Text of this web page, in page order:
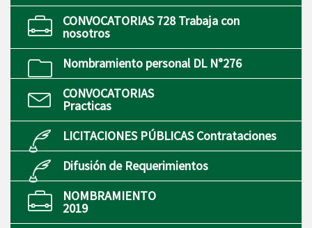
CONVOCATORIAS 728 Trabaja con
nosotros
Nombramiento personal DL N°276
CONVOCATORIAS
Practicas
LICITACIONES PÚBLICAS Contrataciones
Difusión de Requerimientos
NOMBRAMIENTO
2019